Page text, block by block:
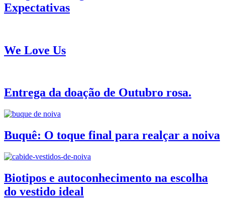
Expectativas
We Love Us
Entrega da doação de Outubro rosa.
Buquê: O toque final para realçar a noiva
Biotipos e autoconhecimento na escolha
do vestido ideal